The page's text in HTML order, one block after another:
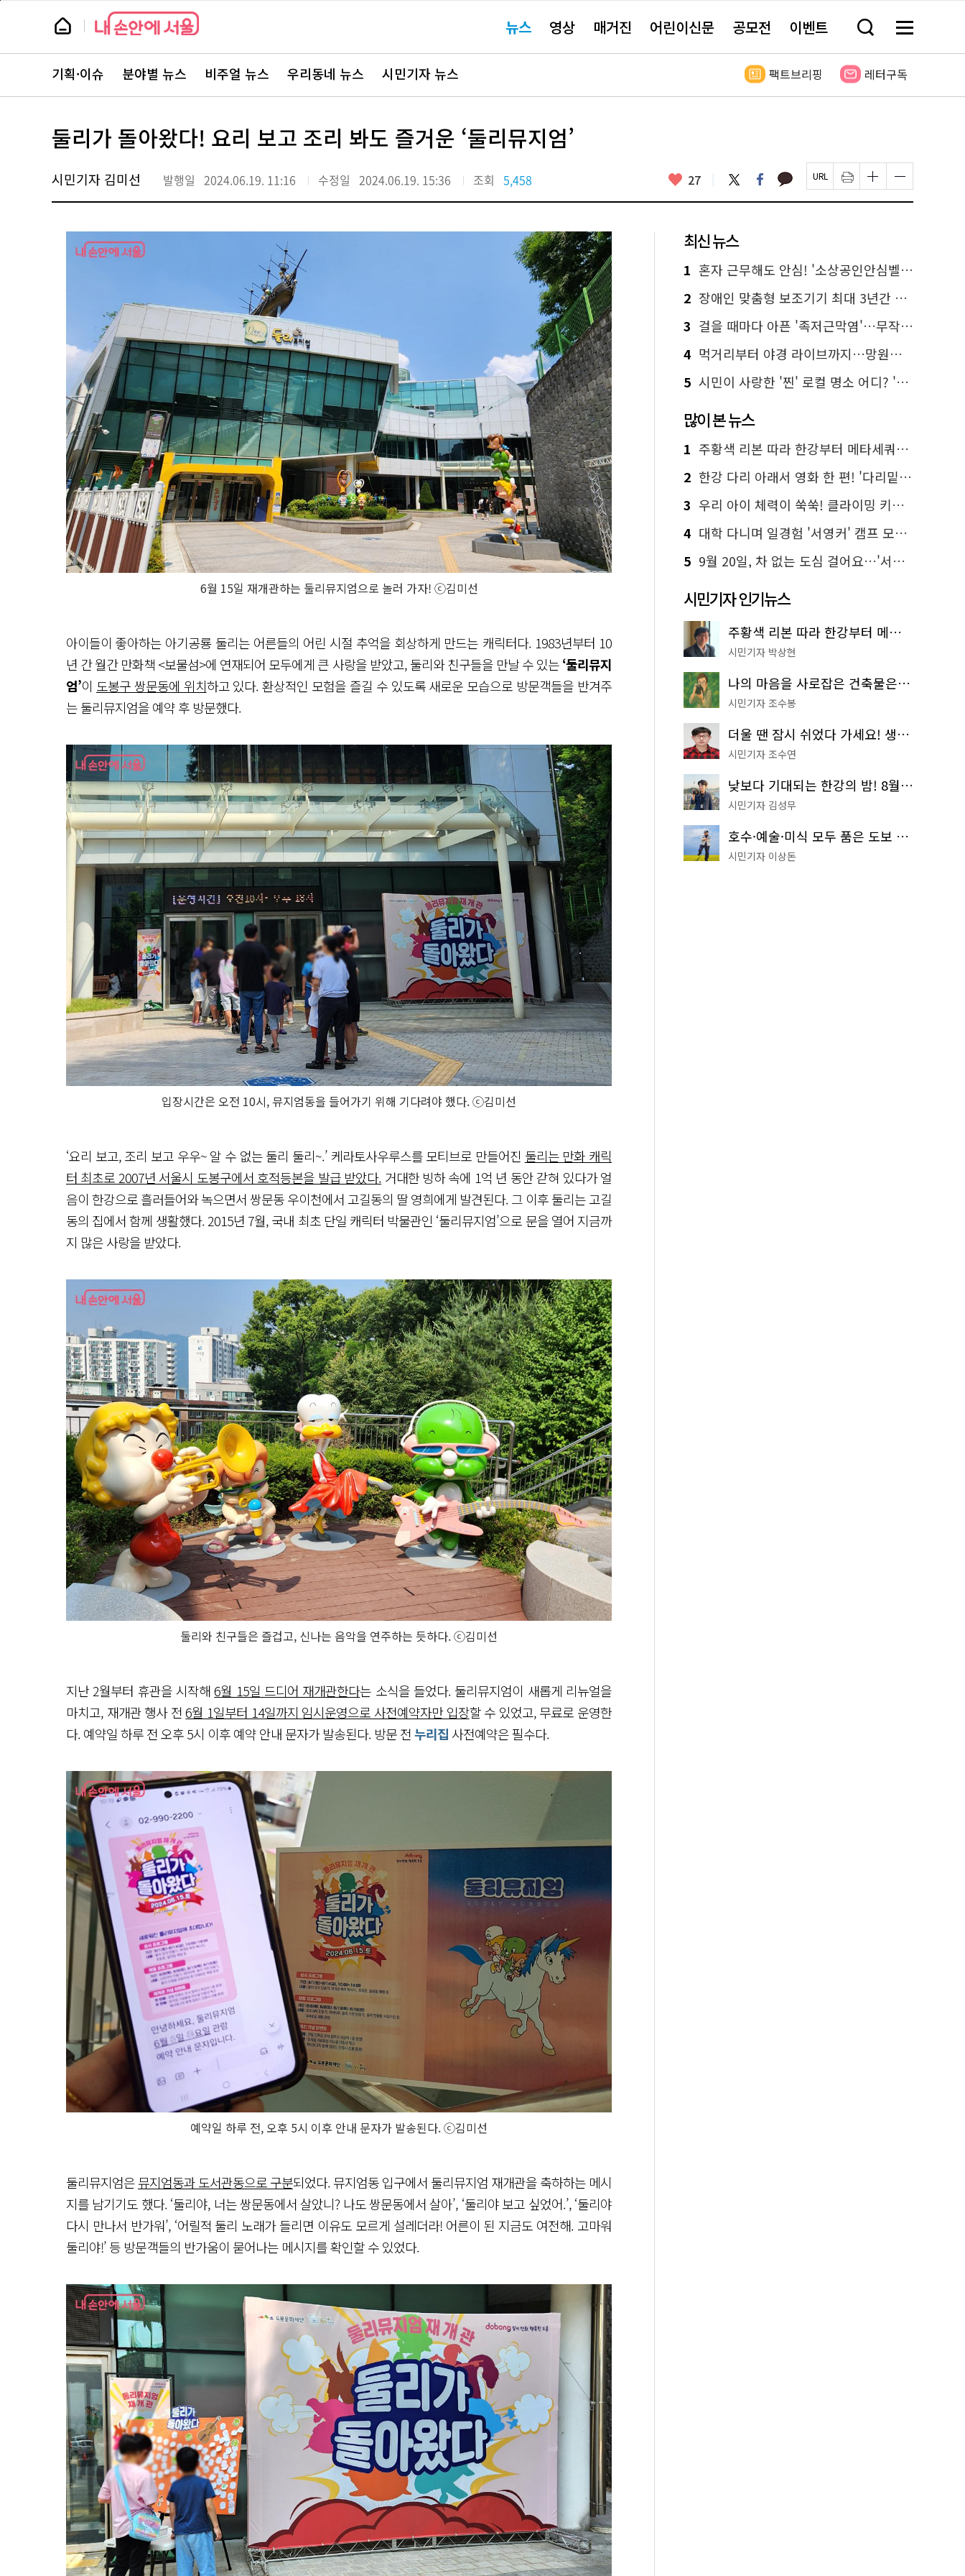
본
뉴
스 요뉴스 영상 매거진 어린이신문 공모전 이벤트 검
창
기
메
전
보
뉴
스
주
서
바
로
기획·이슈 분야별 뉴스 비주얼 뉴스 우리동네 뉴스 시민기자 뉴스 팩트브리핑 레터구독
둘리가 돌아왔다! 요리 보고 조리 봐도 즐거운 ‘둘리뮤지엄’
시민기자 김미선 발행일 2024.06.19. 11:16 수정일 2024.06.19. 15:36 조회 5,458 좋
요
27 트
위
터
페
이
스
카
카 페
이
지
인
쇄
하
글
자
크
하
기
글
자
크
하
기
6월 15일 재개관하는 둘리뮤지엄으로 놀러 가자! ⓒ김미선
아이들이 좋아하는 아기공룡 둘리는 어른들의 어린 시절 추억을 회상하게 만드는 캐릭터다. 1983년부터 10
년 간 월간 만화책 <보물섬>에 연재되어 모두에게 큰 사랑을 받았고, 둘리와 친구들을 만날 수 있는‘둘리뮤지
엄’이 도봉구 쌍문동에 위치하고 있다. 환상적인 모험을 즐길 수 있도록 새로운 모습으로 방문객들을 반겨주
는 둘리뮤지엄을 예약 후 방문했다.
입장시간은 오전 10시, 뮤지엄동을 들어가기 위해 기다려야 했다. ⓒ김미선
‘요리 보고, 조리 보고 우우~ 알 수 없는 둘리 둘리~.’ 케라토사우루스를 모티브로 만들어진 둘리는 만화 캐릭
터 최초로 2007년 서울시 도봉구에서 호적등본을 발급 받았다. 거대한 빙하 속에 1억 년 동안 갇혀 있다가 얼
음이 한강으로 흘러들어와 녹으면서 쌍문동 우이천에서 고길동의 딸 영희에게 발견된다. 그 이후 둘리는 고길
동의 집에서 함께 생활했다. 2015년 7월, 국내 최초 단일 캐릭터 박물관인 ‘둘리뮤지엄’으로 문을 열어 지금까
지 많은 사랑을 받았다.
둘리와 친구들은 즐겁고, 신나는 음악을 연주하는 듯하다. ⓒ김미선
지난 2월부터 휴관을 시작해6월 15일 드디어 재개관한다는 소식을 들었다. 둘리뮤지엄이 새롭게 리뉴얼을
마치고, 재개관 행사 전6월 1일부터 14일까지 임시운영으로 사전예약자만 입장할 수 있었고, 무료로 운영한
다. 예약일 하루 전 오후 5시 이후 예약 안내 문자가 발송된다. 방문 전누리집 사전예약은 필수다.
예약일 하루 전, 오후 5시 이후 안내 문자가 발송된다. ⓒ김미선
둘리뮤지엄은뮤지엄동과 도서관동으로 구분되었다. 뮤지엄동 입구에서 둘리뮤지엄 재개관을 축하하는 메시
지를 남기기도 했다. ‘둘리야, 너는 쌍문동에서 살았니? 나도 쌍문동에서 살아’, ‘둘리야 보고 싶었어.’, ‘둘리야
다시 만나서 반가워’, ‘어릴적 둘리 노래가 들리면 이유도 모르게 설레더라! 어른이 된 지금도 여전해. 고마워
둘리야!’ 등 방문객들의 반가움이 묻어나는 메시지를 확인할 수 있었다.
최신 뉴스
1 혼자 근무해도 안심! '소상공인안심벨' 신청하세요
2 장애인 맞춤형 보조기기 최대 3년간 무상 대여…삶의 질 높인다
3 걸을 때마다 아픈 '족저근막염'…무작정 참지 말고 '이것' 해보세요!
4 먹거리부터 야경 라이브까지…망원한강공원 알짜 코스
5 시민이 사랑한 '찐' 로컬 명소 어디? '서울에디션25' 추천 코스
많이 본 뉴스
1 주황색 리본 따라 한강부터 메타세쿼이아 숲길까지…서울둘레길 15코스
2 한강 다리 아래서 영화 한 편! '다리밑 영화관' 무료 상영
3 우리 아이 체력이 쑥쑥! 클라이밍 키즈카페·어린이 체력장
4 대학 다니며 일경험 '서영커' 캠프 모집…전액 무료
5 9월 20일, 차 없는 도심 걸어요…'서울 걷자 페스티벌' 선착순 5천명
시민기자 인기뉴스
주황색 리본 따라 한강부터 메타세쿼이아 숲길까지…서울둘레길 15코스
시민기자 박상현
나의 마음을 사로잡은 건축물은? '서울시 건축상' 수상작 공개!
시민기자 조수봉
더울 땐 잠시 쉬었다 가세요! 생수 냉장고부터 해피소·무더위쉼터까지
시민기자 조수연
낮보다 기대되는 한강의 밤! 8월 한정 무료 '한강 밤핑' 예약은?
시민기자 김성무
호수·예술·미식 모두 품은 도보 코스! 서울식물원~LG아트센터~마곡테라스거리
시민기자 이상돈
페